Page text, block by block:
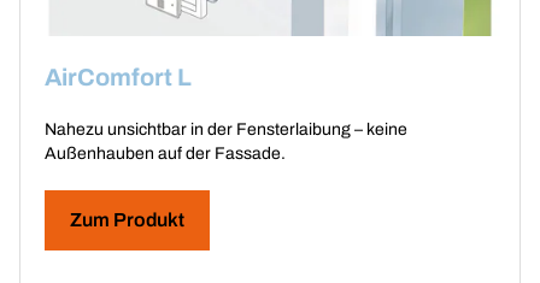
AirComfort L
Nahezu unsichtbar in der Fensterlaibung – keine
Außenhauben auf der Fassade.
Zum Produkt